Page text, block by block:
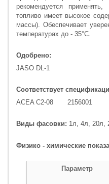
рекомендуется
топливо имеет высокое
массы). Обеспечивает
температурах до - 35°C.
Одобрено:
JASO DL-1
Соответствует
ACEA С2-08 2156001
Виды фасовки: 1л, 4л, 20л,
Физико - химические
Параметр